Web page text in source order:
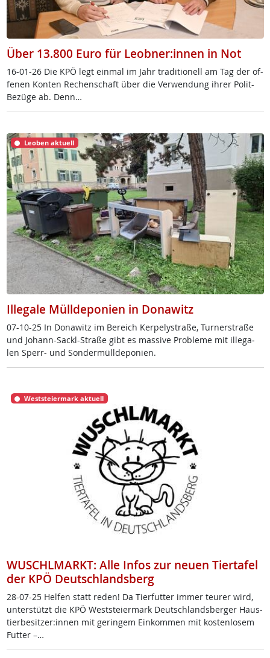
Über 13.800 Euro für Leobner:innen in Not
16-01-26 Die KPÖ legt ein­mal im Jahr tra­di­tio­nell am Tag der of­
fe­nen Kon­ten Re­chen­schaft über die Ver­wen­dung ih­rer Po­lit-
Be­zü­ge ab. Denn…
Leoben aktuell
Illegale Mülldeponien in Donawitz
07-10-25 In Do­na­witz im Be­reich Ker­pe­ly­stra­ße, Tur­ner­stra­ße
und Jo­hann-Sackl-Stra­ße gibt es mas­si­ve Pro­b­le­me mit il­le­ga­
len Sperr- und Son­der­müll­de­po­ni­en.
Weststeiermark aktuell
WUSCHLMARKT: Alle Infos zur neuen Tiertafel
der KPÖ Deutschlandsberg
28-07-25 Hel­fen statt re­den! Da Tier­fut­ter im­mer teu­rer wird,
un­ter­stützt die KPÖ West­s­tei­er­mark Deut­sch­lands­ber­ger Haus­
tier­be­sit­zer:in­nen mit ge­rin­gem Ein­kom­men mit kos­ten­lo­sem
Fut­ter –…